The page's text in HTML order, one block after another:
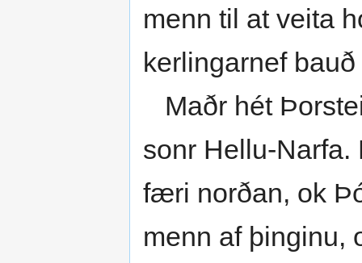
menn til at veita
kerlingarnef
Maðr hét
sonr Hellu-
færi norðan, ok
menn af þinginu,